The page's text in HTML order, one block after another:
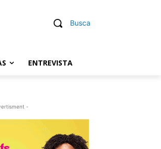
Busca
ENTREVISTA
-